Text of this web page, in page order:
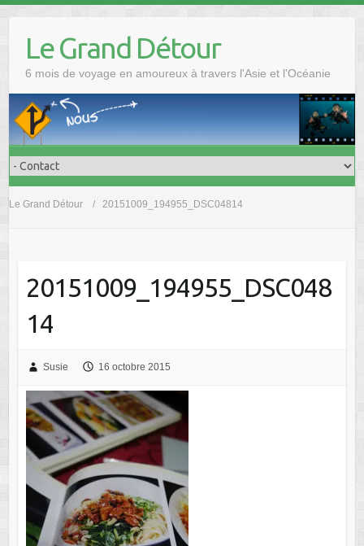
Le Grand Détour
6 mois de voyage en amoureux à travers l'Asie et l'Océanie
Le Grand Détour 20151009_194955_DSC04814
20151009_194955_DSC048
14
Susie 16 octobre 2015